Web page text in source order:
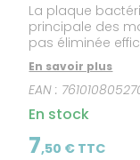
La plaque
principale des
pas éliminée
inflammation
saignements).
agents actifs, ce
: Mais il agit
fluorures de
Méridol Bain de
pour l'hygiène
En savoir plus
EAN :
En stock
7,50 € TTC